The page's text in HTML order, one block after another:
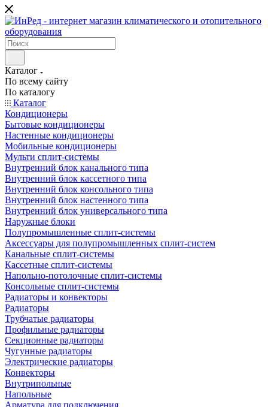
Каталог
По всему сайту
По каталогу
Каталог
Кондиционеры
Бытовые кондиционеры
Настенные кондиционеры
Мобильные кондиционеры
Мульти сплит-системы
Внутренний блок канального типа
Внутренний блок кассетного типа
Внутренний блок консольного типа
Внутренний блок настенного типа
Внутренний блок универсального типа
Наружные блоки
Полупромышленные сплит-системы
Аксессуары для полупромышленных сплит-систем
Канальные сплит-системы
Кассетные сплит-системы
Напольно-потолочные сплит-системы
Консольные сплит-системы
Радиаторы и конвекторы
Радиаторы
Трубчатые радиаторы
Профильные радиаторы
Секционные радиаторы
Чугунные радиаторы
Электрические радиаторы
Конвекторы
Внутрипольные
Напольные
Арматура для подключения